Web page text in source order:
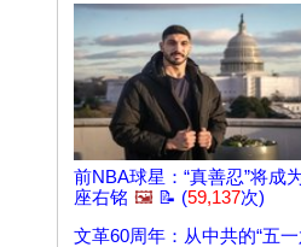
前NBA球星：“真善忍”将成
座右铭 🖼️ 📝 (59,137次)
文革60周年：从中共的“五一